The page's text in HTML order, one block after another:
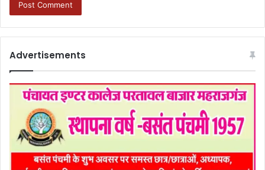
Advertisements